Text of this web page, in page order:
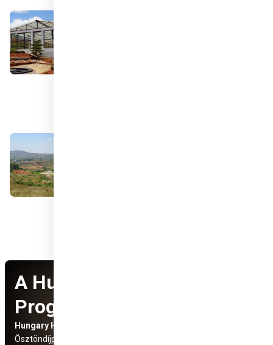
A Hungary Helps
Programról
Hungary Helps Program
Ösztöndíjprogram